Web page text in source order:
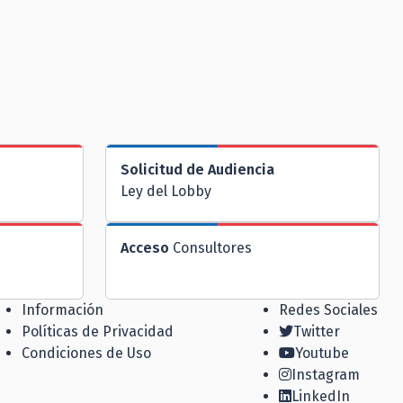
Solicitud de Audiencia
Ley del Lobby
Acceso Consultores
Información
Políticas de Privacidad
Condiciones de Uso
Redes Sociales
Twitter
Youtube
Instagram
LinkedIn